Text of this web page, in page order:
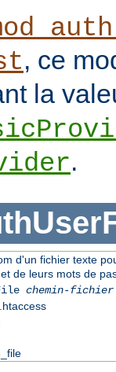
, ce
la
.
d'un fichier texte
de leurs mots de
chemin-fichier